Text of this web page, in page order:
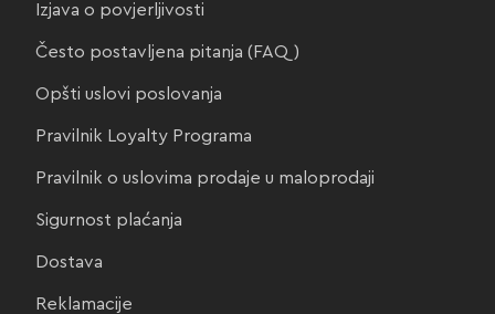
Izjava o povjerljivosti
Često postavljena pitanja (FAQ)
Opšti uslovi poslovanja
Pravilnik Loyalty Programa
Pravilnik o uslovima prodaje u maloprodaji
Sigurnost plaćanja
Dostava
Reklamacije